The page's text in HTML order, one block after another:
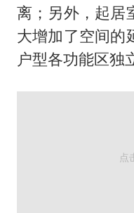
离；另外，起居
大增加了空间的
户型各功能区独